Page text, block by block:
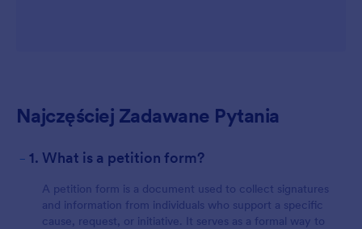
Najczęściej Zadawane Pytania
- 1. What is a petition form?
A petition form is a document used to collect signatures
and information from individuals who support a specific
cause, request, or initiative. It serves as a formal way to